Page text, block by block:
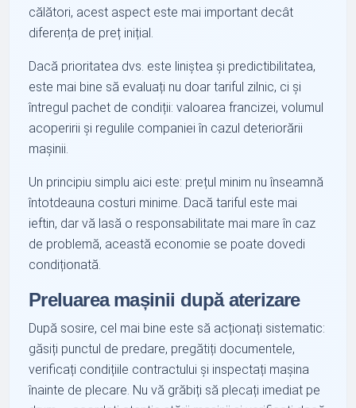
călători, acest aspect este mai important decât
diferența de preț inițial.
Dacă prioritatea dvs. este liniștea și predictibilitatea,
este mai bine să evaluați nu doar tariful zilnic, ci și
întregul pachet de condiții: valoarea francizei, volumul
acoperirii și regulile companiei în cazul deteriorării
mașinii.
Un principiu simplu aici este: prețul minim nu înseamnă
întotdeauna costuri minime. Dacă tariful este mai
ieftin, dar vă lasă o responsabilitate mai mare în caz
de problemă, această economie se poate dovedi
condiționată.
Preluarea mașinii după aterizare
După sosire, cel mai bine este să acționați sistematic:
găsiți punctul de predare, pregătiți documentele,
verificați condițiile contractului și inspectați mașina
înainte de plecare. Nu vă grăbiți să plecați imediat pe